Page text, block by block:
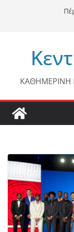
ΚΑΘΗΜΕΡΙΝΗ